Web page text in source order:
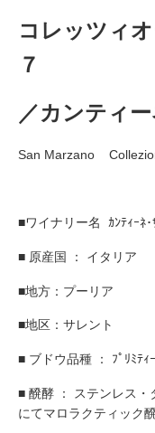
コレッツィ
７
／カンティ
San Marzano
■ワイナリー名 ｶﾝﾃｨｰﾈ･
■ 原産国 ： イタリア
■地方：プーリア
■地区：サレント
■ ブドウ品種 ： ﾌﾟﾘﾐﾃｨ
■ 醗酵 ： ステンレス・
にてマロラクティック